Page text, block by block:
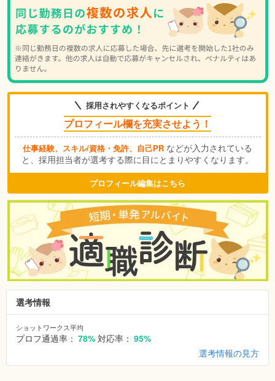
採用されやすくなるポイント
プロフィール欄を充実させよう！
仕事経験、スキル/資格・免許、自己PR などが入力されている
と、採用担当者が選考する際に目にとまりやすくなります。
プロフィール編集はこちら
選考情報
ショットワークス平均
プロフ通過率： 78% 対応率： 95%
選考情報の見方